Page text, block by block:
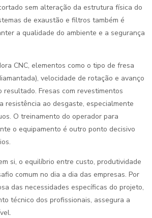
sem alteração da estrutura física do
de exaustão e filtros também é
a qualidade do ambiente e a segurança
CNC, elementos como o tipo de fresa
velocidade de rotação e avanço
resultado. Fresas com revestimentos
resistência ao desgaste, especialmente
O treinamento do operador para
o equipamento é outro ponto decisivo
si, o equilíbrio entre custo, produtividade
comum no dia a dia das empresas. Por
das necessidades específicas do projeto,
técnico dos profissionais, assegura a